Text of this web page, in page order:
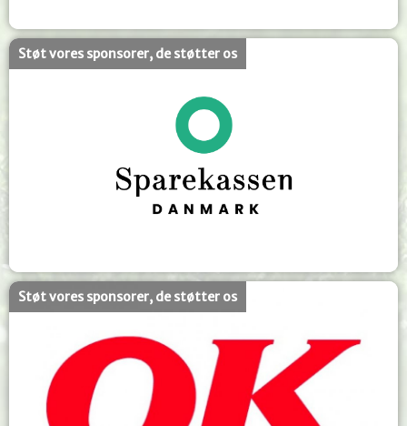
Støt vores sponsorer, de støtter os
Støt vores sponsorer, de støtter os